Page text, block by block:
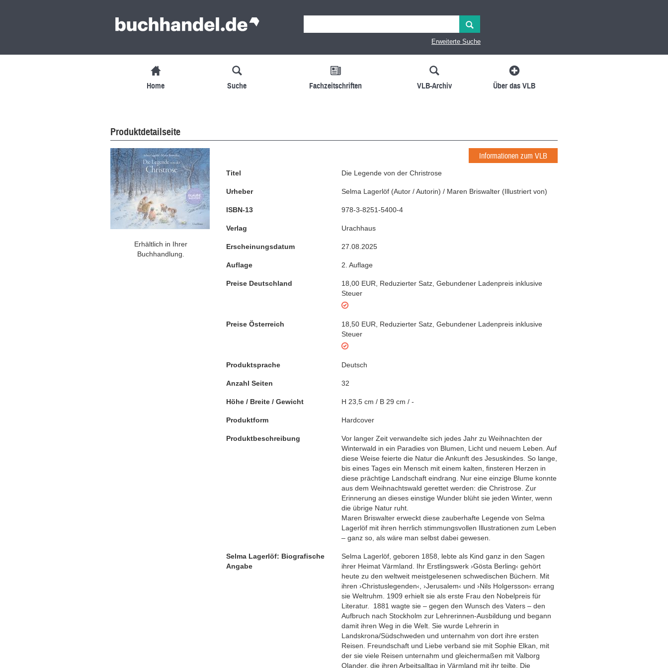
Erweiterte Suche
Home Suche Fachzeitschriften VLB-Archiv Über das VLB
Produktdetailseite
Erhältlich in Ihrer
Buchhandlung.
Informationen zum VLB
Titel Die Legende von der Christrose
Urheber Selma Lagerlöf (Autor / Autorin) / Maren Briswalter (Illustriert von)
ISBN-13 978-3-8251-5400-4
Verlag Urachhaus
Erscheinungsdatum 27.08.2025
Auflage 2. Auflage
Preise Deutschland 18,00 EUR Reduzierter Satz Gebundener Ladenpreis inklusive
Steuer
Preise Österreich 18,50 EUR Reduzierter Satz Gebundener Ladenpreis inklusive
Steuer
Produktsprache Deutsch
Anzahl Seiten 32
Höhe / Breite / Gewicht H 23,5 cm / B 29 cm / -
Produktform Hardcover
Produktbeschreibung
Vor langer Zeit verwandelte sich jedes Jahr zu Weihnachten der
Winterwald in ein Paradies von Blumen, Licht und neuem Leben. Auf
diese Weise feierte die Natur die Ankunft des Jesuskindes. So lange,
bis eines Tages ein Mensch mit einem kalten, finsteren Herzen in
diese prächtige Landschaft eindrang. Nur eine einzige Blume konnte
aus dem Weihnachtswald gerettet werden: die Christrose. Zur
Erinnerung an dieses einstige Wunder blüht sie jeden Winter, wenn
die übrige Natur ruht.
Maren Briswalter erweckt diese zauberhafte Legende von Selma
Lagerlöf mit ihren herrlich stimmungsvollen Illustrationen zum Leben
– ganz so, als wäre man selbst dabei gewesen.
Selma Lagerlöf: Biografische
Angabe
Selma Lagerlöf, geboren 1858, lebte als Kind ganz in den Sagen
ihrer Heimat Värmland. Ihr Erstlingswerk ›Gösta Berling‹ gehört
heute zu den weltweit meistgelesenen schwedischen Büchern. Mit
ihren ›Christuslegenden‹, ›Jerusalem‹ und ›Nils Holgersson‹ errang
sie Weltruhm. 1909 erhielt sie als erste Frau den Nobelpreis für
Literatur. 1881 wagte sie – gegen den Wunsch des Vaters – den
Aufbruch nach Stockholm zur Lehrerinnen-Ausbildung und begann
damit ihren Weg in die Welt. Sie wurde Lehrerin in
Landskrona/Südschweden und unternahm von dort ihre ersten
Reisen. Freundschaft und Liebe verband sie mit Sophie Elkan, mit
der sie viele Reisen unternahm und gleichermaßen mit Valborg
Olander, die ihren Arbeitsalltag in Värmland mit ihr teilte. Die